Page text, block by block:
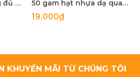
50gam hạt dạ quang đủ màu 6mm, 8mm, 10mm, 12mm, hạt nhựa tròn 50 gam hạt nhựa dạ quang tròn đủ size 4mm, 5mm, 6mm, 8mm, 10mm, 12mm, 14mm, 16mm ,18mm , 10mm, 22mm, 25mm
19.000₫
KHUYẾN MÃI TỪ CHÚNG TÔI